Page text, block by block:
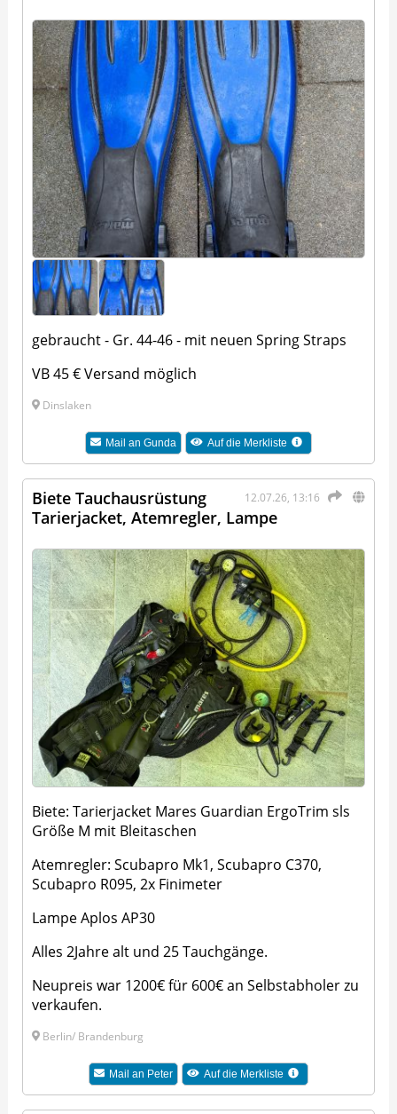
gebraucht - Gr. 44-46 - mit neuen Spring Straps
VB 45 € Versand möglich
Dinslaken
Mail an Gunda Auf die Merkliste
12.07.26, 13:16
Biete Tauchausrüstung
Tarierjacket, Atemregler, Lampe
Biete: Tarierjacket Mares Guardian ErgoTrim sls
Größe M mit Bleitaschen
Atemregler: Scubapro Mk1, Scubapro C370,
Scubapro R095, 2x Finimeter
Lampe Aplos AP30
Alles 2Jahre alt und 25 Tauchgänge.
Neupreis war 1200€ für 600€ an Selbstabholer zu
verkaufen.
Berlin/ Brandenburg
Mail an Peter Auf die Merkliste